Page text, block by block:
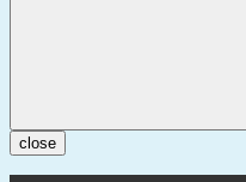
close